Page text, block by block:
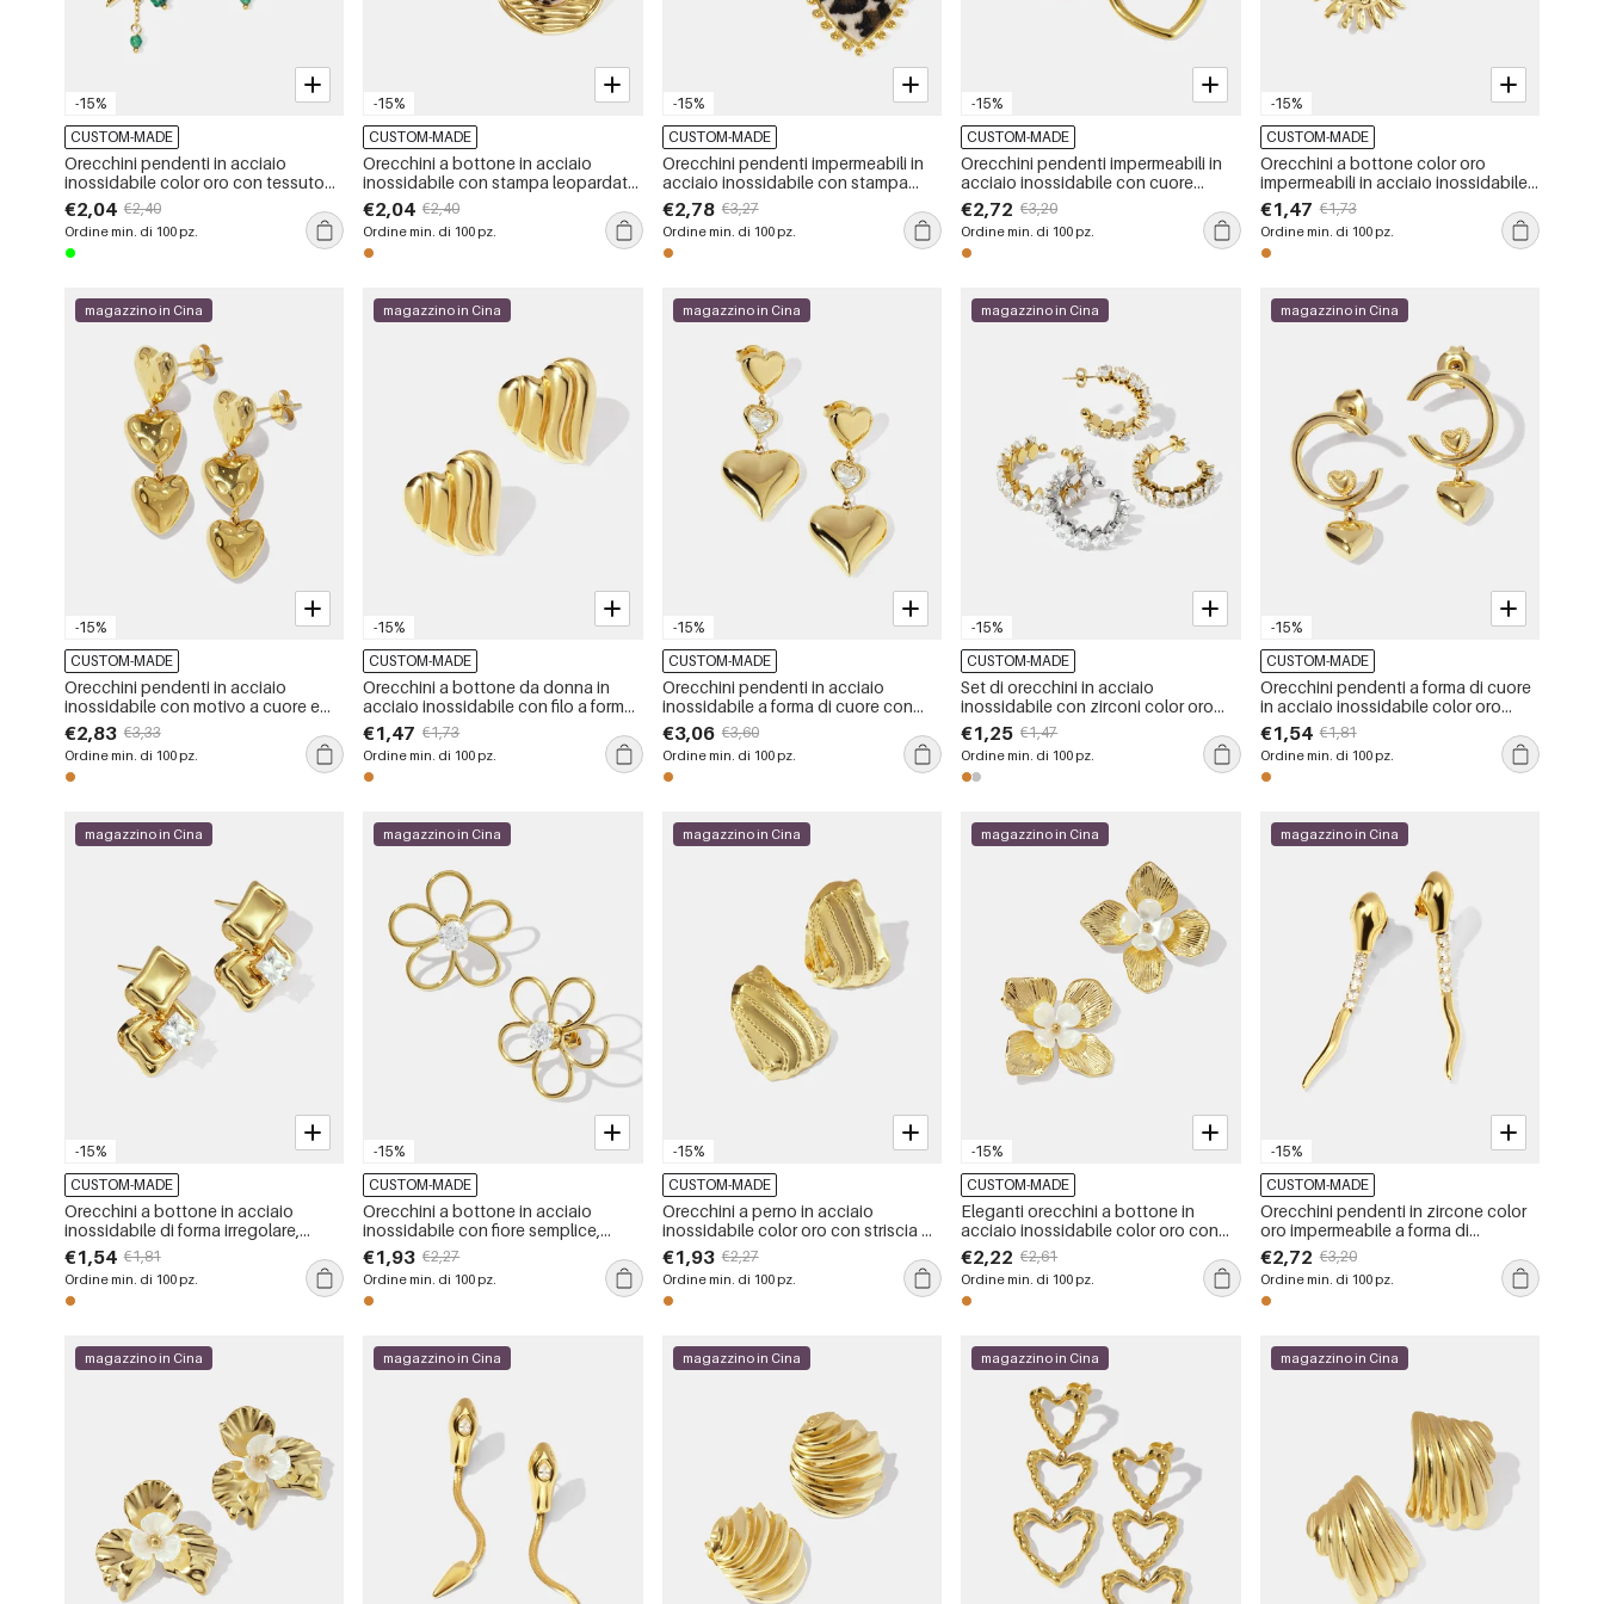
-15%
CUSTOM-MADE
Orecchini pendenti in acciaio
inossidabile color oro con tessuto
leopardato a forma di cuore
€2,04 €2,40
Ordine min. di 100 pz.
-15%
CUSTOM-MADE
Orecchini a bottone in acciaio
inossidabile con stampa leopardata
color oro e impermeabili
€2,04 €2,40
Ordine min. di 100 pz.
-15%
CUSTOM-MADE
Orecchini pendenti impermeabili in
acciaio inossidabile con stampa
leopardata a forma di cuore
€2,78 €3,27
Ordine min. di 100 pz.
-15%
CUSTOM-MADE
Orecchini pendenti impermeabili in
acciaio inossidabile con cuore
intrecciato
€2,72 €3,20
Ordine min. di 100 pz.
-15%
CUSTOM-MADE
Orecchini a bottone color oro
impermeabili in acciaio inossidabile
Sun
€1,47 €1,73
Ordine min. di 100 pz.
-15%
magazzino in Cina
CUSTOM-MADE
Orecchini pendenti in acciaio
inossidabile con motivo a cuore e
martello, colore oro, impermeabili
€2,83 €3,33
Ordine min. di 100 pz.
-15%
magazzino in Cina
CUSTOM-MADE
Orecchini a bottone da donna in
acciaio inossidabile con filo a forma
di cuore retrò, impermeabili, color
oro
€1,47 €1,73
Ordine min. di 100 pz.
-15%
magazzino in Cina
CUSTOM-MADE
Orecchini pendenti in acciaio
inossidabile a forma di cuore con
zirconi color oro impermeabili
€3,06 €3,60
Ordine min. di 100 pz.
-15%
magazzino in Cina
CUSTOM-MADE
Set di orecchini in acciaio
inossidabile con zirconi color oro
impermeabili
€1,25 €1,47
Ordine min. di 100 pz.
-15%
magazzino in Cina
CUSTOM-MADE
Orecchini pendenti a forma di cuore
in acciaio inossidabile color oro
impermeabili
€1,54 €1,81
Ordine min. di 100 pz.
-15%
magazzino in Cina
CUSTOM-MADE
Orecchini a bottone in acciaio
inossidabile di forma irregolare,
impermeabili, color oro, con zirconi
€1,54 €1,81
Ordine min. di 100 pz.
-15%
magazzino in Cina
CUSTOM-MADE
Orecchini a bottone in acciaio
inossidabile con fiore semplice,
impermeabili, color oro, zirconi
€1,93 €2,27
Ordine min. di 100 pz.
-15%
magazzino in Cina
CUSTOM-MADE
Orecchini a perno in acciaio
inossidabile color oro con striscia di
forma irregolare e impermeabili
€1,93 €2,27
Ordine min. di 100 pz.
-15%
magazzino in Cina
CUSTOM-MADE
Eleganti orecchini a bottone in
acciaio inossidabile color oro con
fiore impermeabile
€2,22 €2,61
Ordine min. di 100 pz.
-15%
magazzino in Cina
CUSTOM-MADE
Orecchini pendenti in zircone color
oro impermeabile a forma di
serpente in acciaio inossidabile
€2,72 €3,20
Ordine min. di 100 pz.
magazzino in Cina magazzino in Cina magazzino in Cina magazzino in Cina magazzino in Cina